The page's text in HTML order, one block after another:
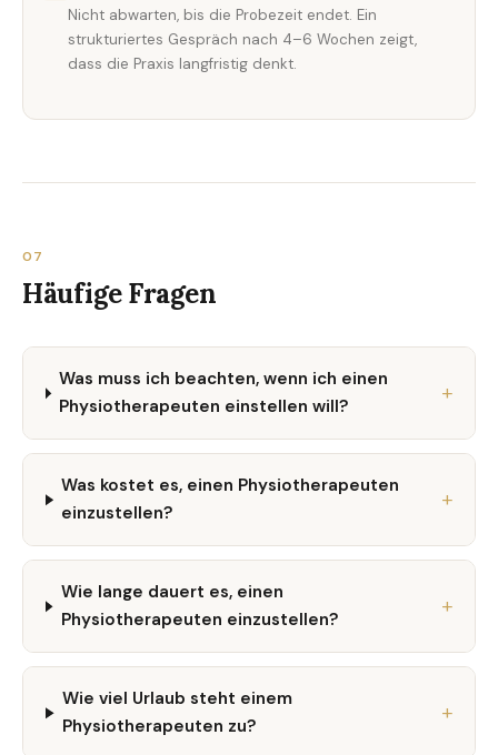
Nicht abwarten, bis die Probezeit endet. Ein
strukturiertes Gespräch nach 4–6 Wochen zeigt,
dass die Praxis langfristig denkt.
07
Häufige Fragen
Was muss ich beachten, wenn ich einen
Physiotherapeuten einstellen will?
Was kostet es, einen Physiotherapeuten
einzustellen?
Wie lange dauert es, einen
Physiotherapeuten einzustellen?
Wie viel Urlaub steht einem
Physiotherapeuten zu?